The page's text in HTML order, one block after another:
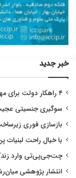
خبر جدید
۴ راهکار دولت برای مهار ناترازی بنزین
سوگیری جنسیتی
بازسازی فوری
با خیال راحت لبنیات
چت‌جی‌پی‌تی وارد
انتشار پژوهشی